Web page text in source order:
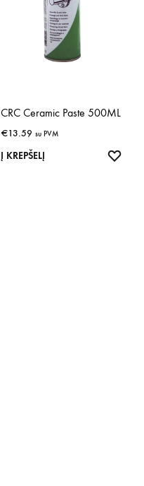
CRC Ceramic Paste 500ML
€13.59 su PVM
Į KREPŠELĮ